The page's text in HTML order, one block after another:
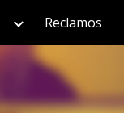
Reclamos